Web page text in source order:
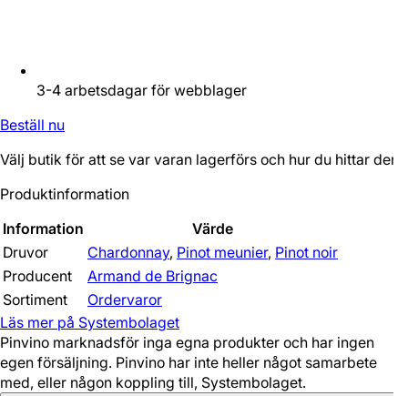
3-4 arbetsdagar för webblager
Beställ nu
Välj butik för att se var varan lagerförs och hur du hittar den.
Produktinformation
Information
Värde
Druvor
Chardonnay, Pinot meunier, Pinot noir
Producent
Armand de Brignac
Sortiment
Ordervaror
Läs mer på Systembolaget
Pinvino marknadsför inga egna produkter och har ingen
egen försäljning. Pinvino har inte heller något samarbete
med, eller någon koppling till, Systembolaget.